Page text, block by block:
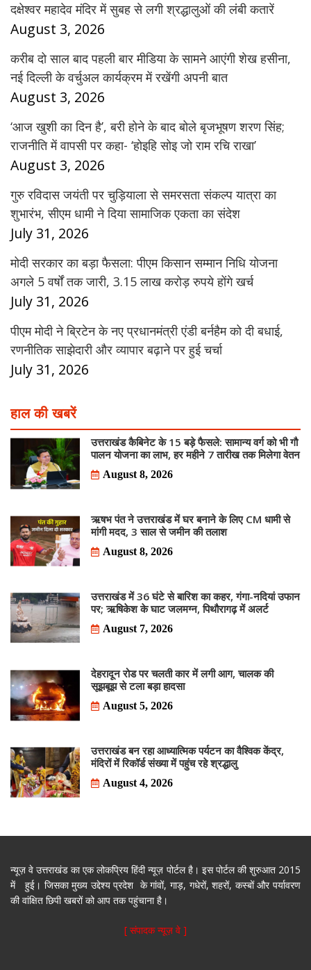
दक्षेश्वर महादेव मंदिर में सुबह से लगी श्रद्धालुओं की लंबी कतारें
August 3, 2026
करीब दो साल बाद पहली बार मीडिया के सामने आएंगी शेख हसीना,
नई दिल्ली के वर्चुअल कार्यक्रम में रखेंगी अपनी बात
August 3, 2026
‘आज खुशी का दिन है’, बरी होने के बाद बोले बृजभूषण शरण सिंह;
राजनीति में वापसी पर कहा- ‘होइहि सोइ जो राम रचि राखा’
August 3, 2026
गुरु रविदास जयंती पर चुड़ियाला से समरसता संकल्प यात्रा का
शुभारंभ, सीएम धामी ने दिया सामाजिक एकता का संदेश
July 31, 2026
मोदी सरकार का बड़ा फैसला: पीएम किसान सम्मान निधि योजना
अगले 5 वर्षों तक जारी, 3.15 लाख करोड़ रुपये होंगे खर्च
July 31, 2026
पीएम मोदी ने ब्रिटेन के नए प्रधानमंत्री एंडी बर्नहैम को दी बधाई,
रणनीतिक साझेदारी और व्यापार बढ़ाने पर हुई चर्चा
July 31, 2026
हाल की खबरें
उत्तराखंड कैबिनेट के 15 बड़े फैसले: सामान्य वर्ग को भी गौ
पालन योजना का लाभ, हर महीने 7 तारीख तक मिलेगा वेतन
August 8, 2026
ऋषभ पंत ने उत्तराखंड में घर बनाने के लिए CM धामी से
मांगी मदद, 3 साल से जमीन की तलाश
August 8, 2026
उत्तराखंड में 36 घंटे से बारिश का कहर, गंगा-नदियां उफान
पर; ऋषिकेश के घाट जलमग्न, पिथौरागढ़ में अलर्ट
August 7, 2026
देहरादून रोड पर चलती कार में लगी आग, चालक की
सूझबूझ से टला बड़ा हादसा
August 5, 2026
उत्तराखंड बन रहा आध्यात्मिक पर्यटन का वैश्विक केंद्र,
मंदिरों में रिकॉर्ड संख्या में पहुंच रहे श्रद्धालु
August 4, 2026
न्यूज़ वे उत्तराखंड का एक लोकप्रिय हिंदी न्यूज़ पोर्टल है। इस पोर्टल की शुरुआत 2015
में हुई। जिसका मुख्य उद्देश्य प्रदेश के गांवों, गाड़, गधेरों, शहरों, कस्बों और पर्यावरण
की वांक्षित छिपी खबरों को आप तक पहुंचाना है।
[ संपादक न्यूज़ वे ]